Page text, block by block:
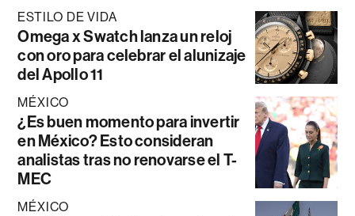
ESTILO DE VIDA
Omega x Swatch lanza un reloj
con oro para celebrar el alunizaje
del Apollo 11
MÉXICO
¿Es buen momento para invertir
en México? Esto consideran
analistas tras no renovarse el T-
MEC
MÉXICO